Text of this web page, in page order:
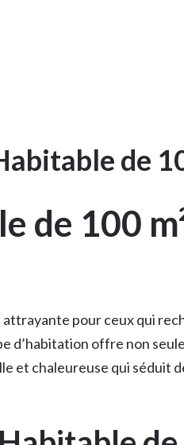
de
de 100
attrayante pour ceux qui
d’habitation offre non
et chaleureuse qui séduit